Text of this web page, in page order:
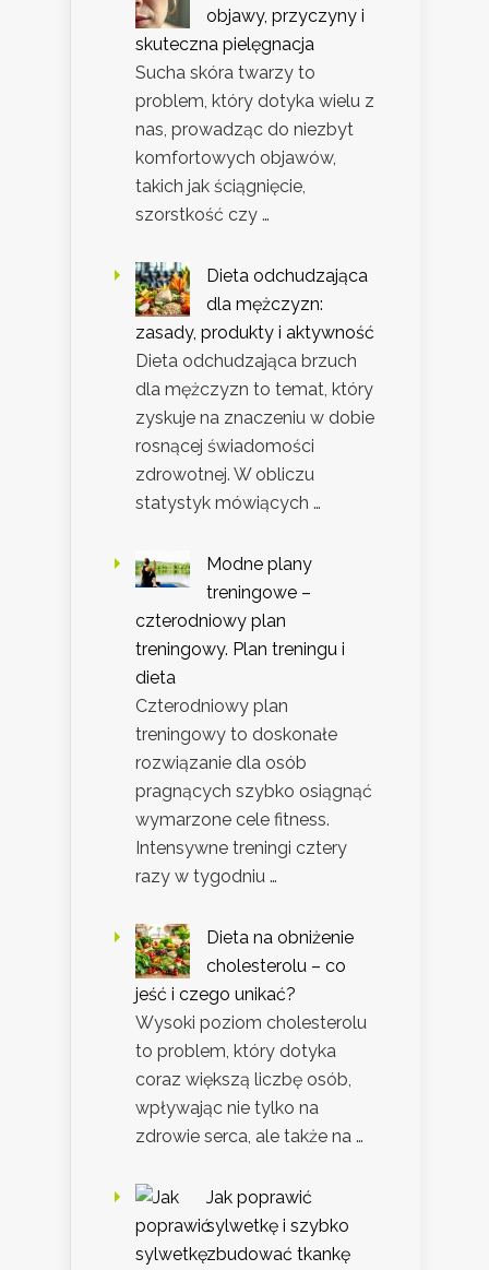
objawy, przyczyny i
skuteczna pielęgnacja
Sucha skóra twarzy to
problem, który dotyka wielu z
nas, prowadząc do niezbyt
komfortowych objawów,
takich jak ściągnięcie,
szorstkość czy …
Dieta odchudzająca
dla mężczyzn:
zasady, produkty i aktywność
Dieta odchudzająca brzuch
dla mężczyzn to temat, który
zyskuje na znaczeniu w dobie
rosnącej świadomości
zdrowotnej. W obliczu
statystyk mówiących …
Modne plany
treningowe –
czterodniowy plan
treningowy. Plan treningu i
dieta
Czterodniowy plan
treningowy to doskonałe
rozwiązanie dla osób
pragnących szybko osiągnąć
wymarzone cele fitness.
Intensywne treningi cztery
razy w tygodniu …
Dieta na obniżenie
cholesterolu – co
jeść i czego unikać?
Wysoki poziom cholesterolu
to problem, który dotyka
coraz większą liczbę osób,
wpływając nie tylko na
zdrowie serca, ale także na …
Jak poprawić
sylwetkę i szybko
zbudować tkankę